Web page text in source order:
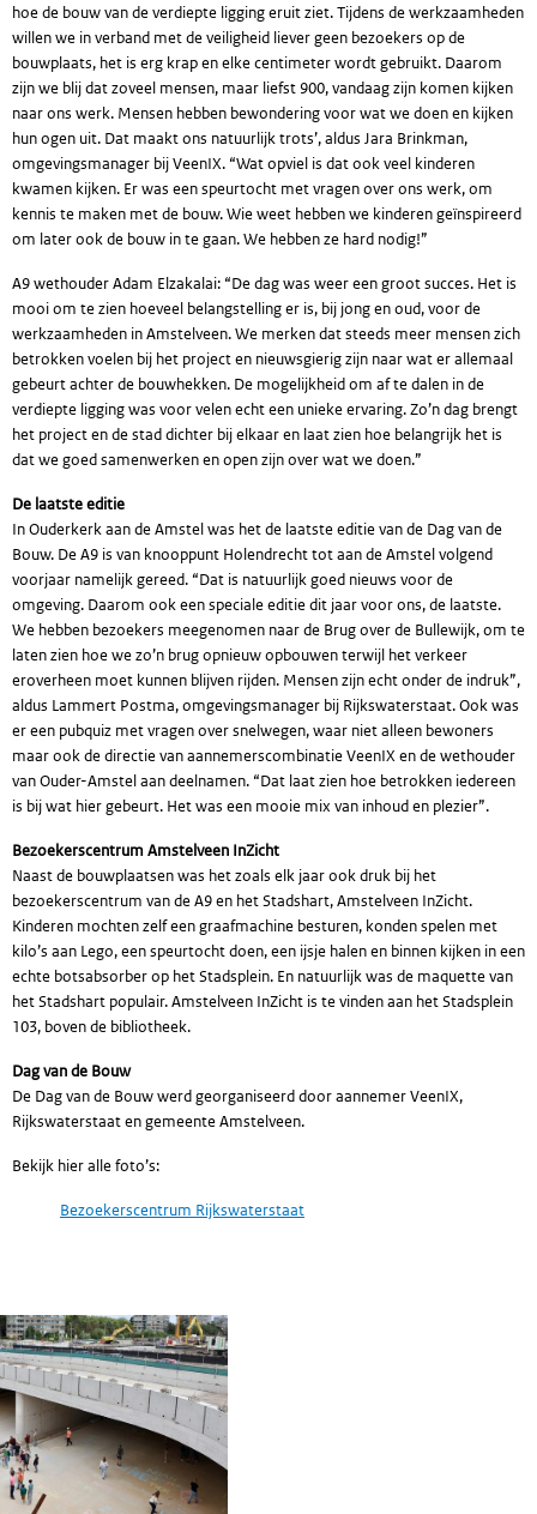
hoe de bouw van de verdiepte ligging eruit ziet. Tijdens de werkzaamheden
willen we in verband met de veiligheid liever geen bezoekers op de
bouwplaats, het is erg krap en elke centimeter wordt gebruikt. Daarom
zijn we blij dat zoveel mensen, maar liefst 900, vandaag zijn komen kijken
naar ons werk. Mensen hebben bewondering voor wat we doen en kijken
hun ogen uit. Dat maakt ons natuurlijk trots’, aldus Jara Brinkman,
omgevingsmanager bij VeenIX. “Wat opviel is dat ook veel kinderen
kwamen kijken. Er was een speurtocht met vragen over ons werk, om
kennis te maken met de bouw. Wie weet hebben we kinderen geïnspireerd
om later ook de bouw in te gaan. We hebben ze hard nodig!”
A9 wethouder Adam Elzakalai: “De dag was weer een groot succes. Het is
mooi om te zien hoeveel belangstelling er is, bij jong en oud, voor de
werkzaamheden in Amstelveen. We merken dat steeds meer mensen zich
betrokken voelen bij het project en nieuwsgierig zijn naar wat er allemaal
gebeurt achter de bouwhekken. De mogelijkheid om af te dalen in de
verdiepte ligging was voor velen echt een unieke ervaring. Zo’n dag brengt
het project en de stad dichter bij elkaar en laat zien hoe belangrijk het is
dat we goed samenwerken en open zijn over wat we doen.”
De laatste editie
In Ouderkerk aan de Amstel was het de laatste editie van de Dag van de
Bouw. De A9 is van knooppunt Holendrecht tot aan de Amstel volgend
voorjaar namelijk gereed. “Dat is natuurlijk goed nieuws voor de
omgeving. Daarom ook een speciale editie dit jaar voor ons, de laatste.
We hebben bezoekers meegenomen naar de Brug over de Bullewijk, om te
laten zien hoe we zo’n brug opnieuw opbouwen terwijl het verkeer
eroverheen moet kunnen blijven rijden. Mensen zijn echt onder de indruk”,
aldus Lammert Postma, omgevingsmanager bij Rijkswaterstaat. Ook was
er een pubquiz met vragen over snelwegen, waar niet alleen bewoners
maar ook de directie van aannemerscombinatie VeenIX en de wethouder
van Ouder-Amstel aan deelnamen. “Dat laat zien hoe betrokken iedereen
is bij wat hier gebeurt. Het was een mooie mix van inhoud en plezier”.
Bezoekerscentrum Amstelveen InZicht
Naast de bouwplaatsen was het zoals elk jaar ook druk bij het
bezoekerscentrum van de A9 en het Stadshart, Amstelveen InZicht.
Kinderen mochten zelf een graafmachine besturen, konden spelen met
kilo’s aan Lego, een speurtocht doen, een ijsje halen en binnen kijken in een
echte botsabsorber op het Stadsplein. En natuurlijk was de maquette van
het Stadshart populair. Amstelveen InZicht is te vinden aan het Stadsplein
103, boven de bibliotheek.
Dag van de Bouw
De Dag van de Bouw werd georganiseerd door aannemer VeenIX,
Rijkswaterstaat en gemeente Amstelveen.
Bekijk hier alle foto’s:
Bezoekerscentrum Rijkswaterstaat